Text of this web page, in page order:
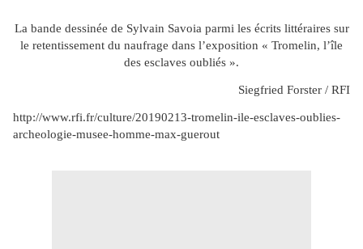
La bande dessinée de Sylvain Savoia parmi les écrits littéraires sur
le retentissement du naufrage dans l’exposition « Tromelin, l’île
des esclaves oubliés ».
Siegfried Forster / RFI
http://www.rfi.fr/culture/20190213-tromelin-ile-esclaves-oublies-
archeologie-musee-homme-max-guerout